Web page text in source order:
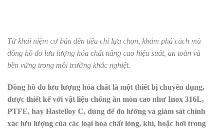
Từ khái niệm cơ bản đến tiêu chí lựa chọn, khám phá cách mà
đồng hồ đo lưu lượng hóa chất nâng cao hiệu suất, an toàn và
bền vững trong môi trường khắc nghiệt.
Đồng hồ đo lưu lượng hóa chất là một thiết bị chuyên dụng,
được thiết kế với vật liệu chống ăn mòn cao như Inox 316L,
PTFE, hay Hastelloy C, dùng để đo lường và giám sát chính
xác lưu lượng của các loại hóa chất lỏng, khí, hoặc hơi trong